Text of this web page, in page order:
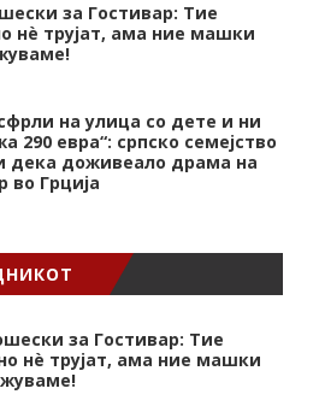
за Гостивар: Тие
нѐ трујат, ама ние машки
на улица со дете и ни
290 евра“: српско семејство
дека доживеало драма на
во Грција
за Гостивар: Тие
нѐ трујат, ама ние машки